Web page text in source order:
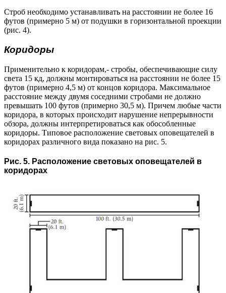
Строб необходимо устанавливать на расстоянии не более 16
футов (примерно 5 м) от подушки в горизонтальной проекции
(рис. 4).
Коридоры
Применительно к коридорам,- стробы, обеспечивающие силу
света 15 кд, должны монтироваться на расстоянии не более 15
футов (примерно 4,5 м) от концов коридора. Максимальное
расстояние между двумя соседними стробами не должно
превышать 100 футов (примерно 30,5 м). Причем любые части
коридора, в которых происходит нарушение непрерывности
обзора, должны интерпретироваться как обособленные
коридоры. Типовое расположение световых оповещателей в
коридорах различного вида показано на рис. 5.
Рис. 5. Расположение световых оповещателей в
коридорах